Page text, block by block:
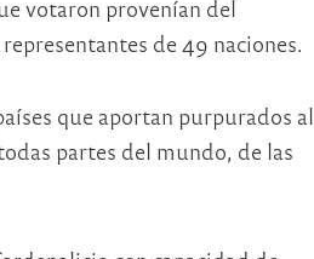
votaron provenían del
de 49 naciones.
que aportan purpurados al
partes del mundo, de las